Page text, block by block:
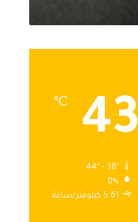
43
℃
44º - 38º
8%
5.61 كيلومتر/ساعة